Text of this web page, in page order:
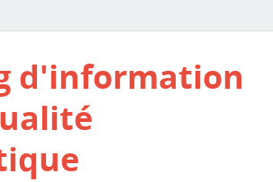
d'information